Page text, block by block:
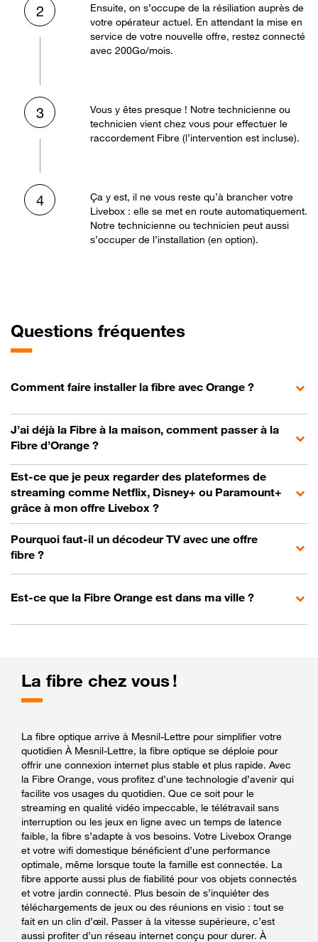
2
Ensuite, on s’occupe de la résiliation auprès de
votre opérateur actuel. En attendant la mise en
service de votre nouvelle offre, restez connecté
avec 200Go/mois.
3
Vous y êtes presque ! Notre technicienne ou
technicien vient chez vous pour effectuer le
raccordement Fibre (l’intervention est incluse).
4
Ça y est, il ne vous reste qu’à brancher votre
Livebox : elle se met en route automatiquement.
Notre technicienne ou technicien peut aussi
s’occuper de l’installation (en option).
Questions fréquentes
Comment faire installer la fibre avec Orange ?
J’ai déjà la Fibre à la maison, comment passer à la
Fibre d’Orange ?
Est-ce que je peux regarder des plateformes de
streaming comme Netflix, Disney+ ou Paramount+
grâce à mon offre Livebox ?
Pourquoi faut-il un décodeur TV avec une offre
fibre ?
Est-ce que la Fibre Orange est dans ma ville ?
La fibre chez vous !
La fibre optique arrive à Mesnil-Lettre pour simplifier votre
quotidien À Mesnil-Lettre, la fibre optique se déploie pour
offrir une connexion internet plus stable et plus rapide. Avec
la Fibre Orange, vous profitez d’une technologie d’avenir qui
facilite vos usages du quotidien. Que ce soit pour le
streaming en qualité vidéo impeccable, le télétravail sans
interruption ou les jeux en ligne avec un temps de latence
faible, la fibre s’adapte à vos besoins. Votre Livebox Orange
et votre wifi domestique bénéficient d’une performance
optimale, même lorsque toute la famille est connectée. La
fibre apporte aussi plus de fiabilité pour vos objets connectés
et votre jardin connecté. Plus besoin de s’inquiéter des
téléchargements de jeux ou des réunions en visio : tout se
fait en un clin d’œil. Passer à la vitesse supérieure, c’est
aussi profiter d’un réseau internet conçu pour durer. À